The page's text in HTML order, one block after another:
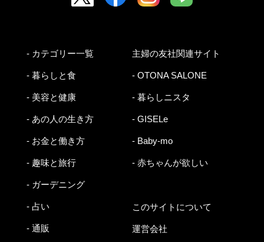
- カテゴリー一覧
- 暮らしと食
- 美容と健康
- あの人の生き方
- お金と働き方
- 趣味と旅行
- ガーデニング
- 占い
- 通販
主婦の友社関連サイト
- OTONA SALONE
- 暮らしニスタ
- GISELe
- Baby-mo
- 赤ちゃんが欲しい
このサイトについて
運営会社